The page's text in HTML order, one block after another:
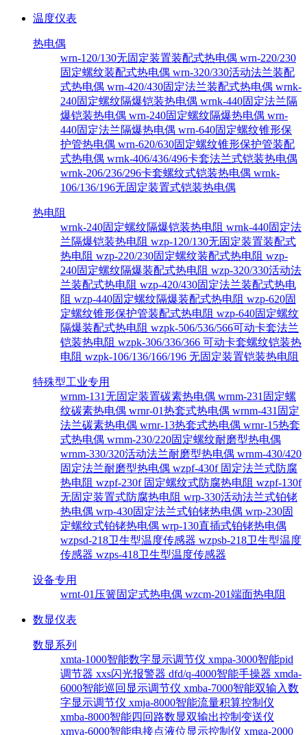
温度仪表
热电偶
wrn-120/130无固定装置装配式热电偶 wrn-220/230
固定螺纹装配式热电偶 wrn-320/330活动法兰装配
式热电偶 wrn-420/430固定法兰装配式热电偶 wrnk-
240固定螺纹隔爆铠装热电偶 wrnk-440固定法兰隔
爆铠装热电偶 wrn-240固定螺纹隔爆热电偶 wrn-
440固定法兰隔爆热电偶 wrn-640固定螺纹锥形保
护管热电偶 wrn-620/630固定螺纹锥形保护管装配
式热电偶 wrnk-406/436/496卡套法兰式铠装热电偶
wrnk-206/236/296卡套螺纹式铠装热电偶 wrnk-
106/136/196无固定装置式铠装热电偶
热电阻
wrnk-240固定螺纹隔爆铠装热电阻 wrnk-440固定法
兰隔爆铠装热电阻 wzp-120/130无固定装置装配式
热电阻 wzp-220/230固定螺纹装配式热电阻 wzp-
240固定螺纹隔爆装配式热电阻 wzp-320/330活动法
兰装配式热电阻 wzp-420/430固定法兰装配式热电
阻 wzp-440固定螺纹隔爆装配式热电阻 wzp-620固
定螺纹锥形保护管装配式热电阻 wzp-640固定螺纹
隔爆装配式热电阻 wzpk-506/536/566可动卡套法兰
铠装热电阻 wzpk-306/336/366 可动卡套螺纹铠装热
电阻 wzpk-106/136/166/196 无固定装置铠装热电阻
特殊型工业专用
wrnm-131无固定装置碳素热电偶 wrnm-231固定螺
纹碳素热电偶 wrnr-01热套式热电偶 wrnm-431固定
法兰碳素热电偶 wrnr-13热套式热电偶 wrnr-15热套
式热电偶 wrnm-230/220固定螺纹耐磨型热电偶
wrnm-330/320活动法兰耐磨型热电偶 wrnm-430/420
固定法兰耐磨型热电偶 wzpf-430f 固定法兰式防腐
热电阻 wzpf-230f 固定螺纹式防腐热电阻 wzpf-130f
无固定装置式防腐热电阻 wrp-330活动法兰式铂铑
热电偶 wrp-430固定法兰式铂铑热电偶 wrp-230固
定螺纹式铂铑热电偶 wrp-130直插式铂铑热电偶
wzpsd-218卫生型温度传感器 wzpsb-218卫生型温度
传感器 wzps-418卫生型温度传感器
设备专用
wrnt-01压簧固定式热电偶 wzcm-201端面热电阻
数显仪表
数显系列
xmta-1000智能数字显示调节仪 xmpa-3000智能pid
调节器 xxs闪光报警器 dfd/q-4000智能手操器 xmda-
6000智能巡回显示调节仪 xmba-7000智能双输入数
字显示调节仪 xmja-8000智能流量积算控制仪
xmba-8000智能四回路数显双输出控制变送仪
xmya-6000智能电接点液位显示控制仪 xmga-2000